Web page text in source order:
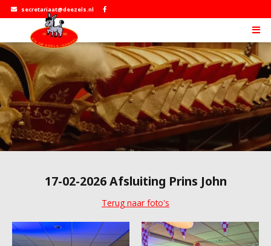
secretariaat@deezels.nl
17-02-2026 Afsluiting Prins John
Terug naar foto's